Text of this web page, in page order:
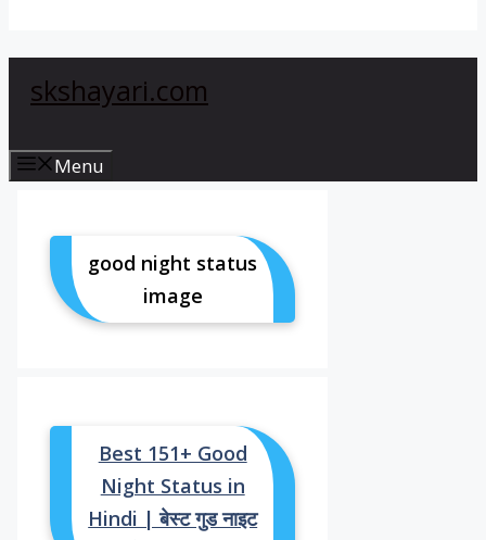
skshayari.com
Menu
good night status
image
Best 151+ Good
Night Status in
Hindi | बेस्ट गुड नाइट